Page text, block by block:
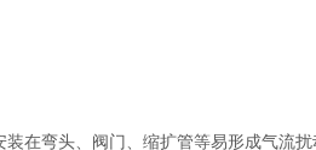
弯头、阀门、缩扩管等易形成气流扰